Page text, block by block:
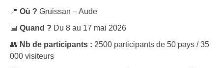
📍 Où ? Gruissan – Aude
📅 Quand ? Du 8 au 17 mai 2026
👥 Nb de participants : 2500 participants de 50 pays / 35
000 visiteurs